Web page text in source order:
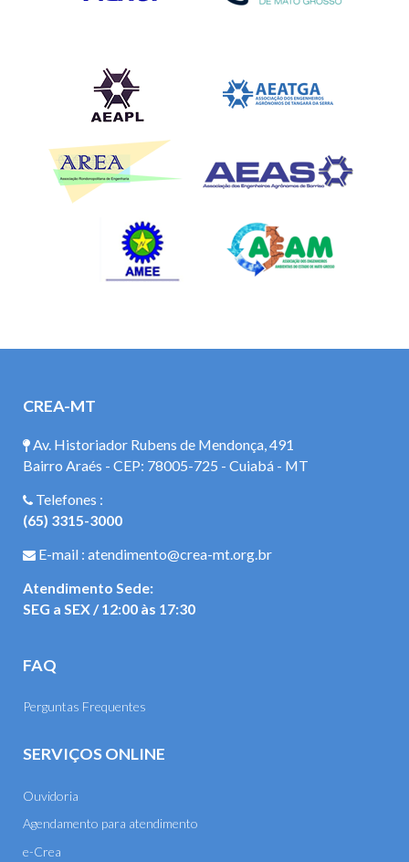
CREA-MT
Av. Historiador Rubens de Mendonça, 491
Bairro Araés - CEP: 78005-725 - Cuiabá - MT
Telefones :
(65) 3315-3000
E-mail : atendimento@crea-mt.org.br
Atendimento Sede:
SEG a SEX / 12:00 às 17:30
FAQ
Perguntas Frequentes
SERVIÇOS ONLINE
Ouvidoria
Agendamento para atendimento
e-Crea